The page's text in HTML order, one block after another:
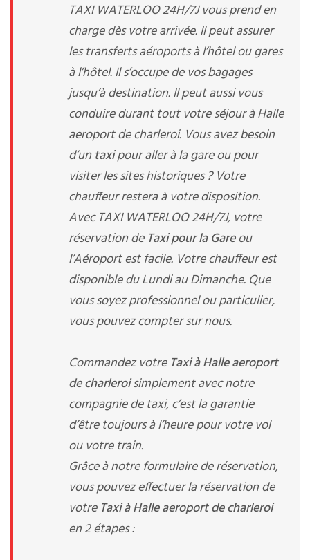
TAXI WATERLOO 24H/7J vous prend en
charge dès votre arrivée. Il peut assurer
les transferts aéroports à l’hôtel ou gares
à l’hôtel. Il s’occupe de vos bagages
jusqu’à destination. Il peut aussi vous
conduire durant tout votre séjour à Halle
aeroport de charleroi. Vous avez besoin
d’un taxipour aller à la gare ou pour
visiter les sites historiques ? Votre
chauffeur restera à votre disposition.
Avec TAXI WATERLOO 24H/7J, votre
réservation de Taxi pour la Gareou
l’Aéroport est facile. Votre chauffeur est
disponible du Lundi au Dimanche. Que
vous soyez professionnel ou particulier,
vous pouvez compter sur nous.
Commandez votre Taxi à Halle aeroport
de charleroisimplement avec notre
compagnie de taxi, c’est la garantie
d’être toujours à l’heure pour votre vol
ou votre train.
Grâce à notre formulaire de réservation,
vous pouvez effectuer la réservation de
votre Taxi à Halle aeroport de charleroi
en 2 étapes :